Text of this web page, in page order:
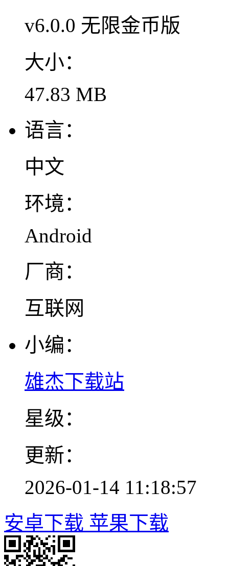
v6.0.0 无限金币版
大小：
47.83 MB
语言：
中文
环境：
Android
厂商：
互联网
小编：
雄杰下载站
星级：
更新：
2026-01-14 11:18:57
安卓下载 苹果下载